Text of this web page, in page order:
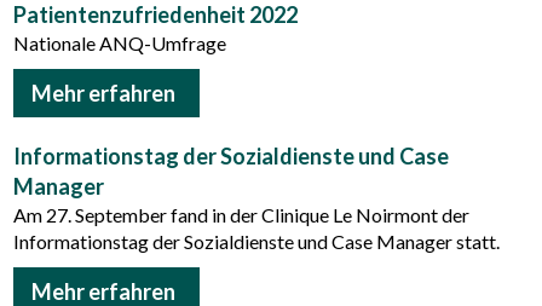
Patientenzufriedenheit 2022
Nationale ANQ-Umfrage
Mehr erfahren
Informationstag der Sozialdienste und Case
Manager
Am 27. September fand in der Clinique Le Noirmont der
Informationstag der Sozialdienste und Case Manager statt.
Mehr erfahren